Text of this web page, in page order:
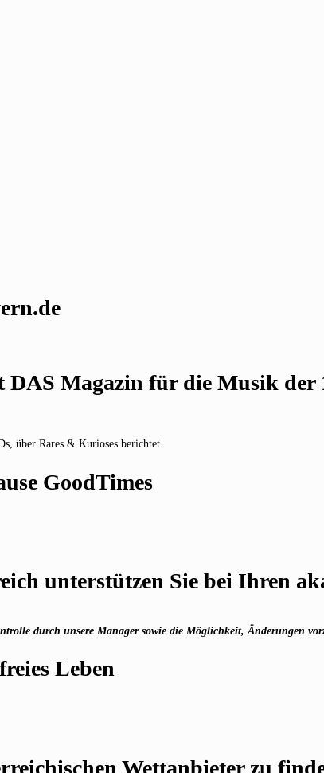
Magazin für die Musik der
über Rares & Kurioses berichtet.
GoodTimes
unterstützen Sie bei Ihren
durch unsere Manager sowie die Möglichkeit, Änderungen
Leben
Wettanbieter zu